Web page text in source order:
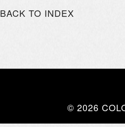
BACK TO INDEX
© 2026